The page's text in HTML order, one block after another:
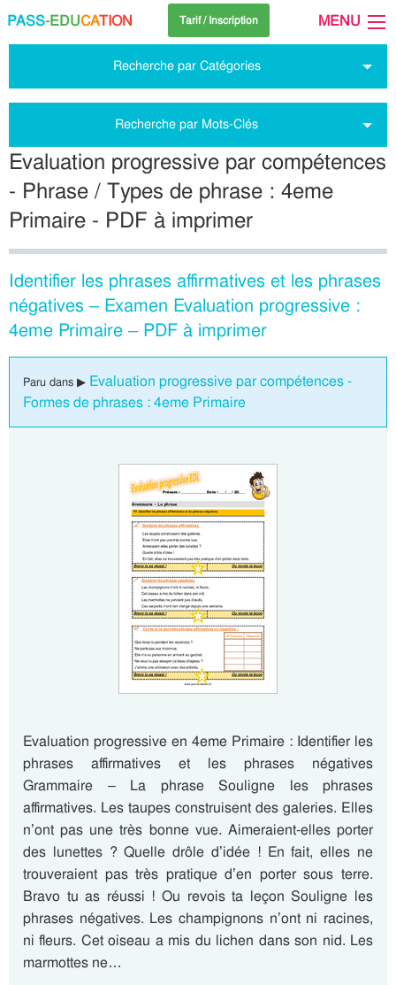
PASS-EDUCATION Tarif / Inscription MENU
Recherche par Catégories
Recherche par Mots-Clés
Evaluation progressive par compétences
- Phrase / Types de phrase : 4eme
Primaire - PDF à imprimer
Identifier les phrases affirmatives et les phrases
négatives – Examen Evaluation progressive :
4eme Primaire – PDF à imprimer
Paru dans ▶ Evaluation progressive par compétences -
Formes de phrases : 4eme Primaire
Evaluation progressive en 4eme Primaire : Identifier les
phrases affirmatives et les phrases négatives
Grammaire – La phrase Souligne les phrases
affirmatives. Les taupes construisent des galeries. Elles
n’ont pas une très bonne vue. Aimeraient-elles porter
des lunettes ? Quelle drôle d’idée ! En fait, elles ne
trouveraient pas très pratique d’en porter sous terre.
Bravo tu as réussi ! Ou revois ta leçon Souligne les
phrases négatives. Les champignons n’ont ni racines,
ni fleurs. Cet oiseau a mis du lichen dans son nid. Les
marmottes ne…